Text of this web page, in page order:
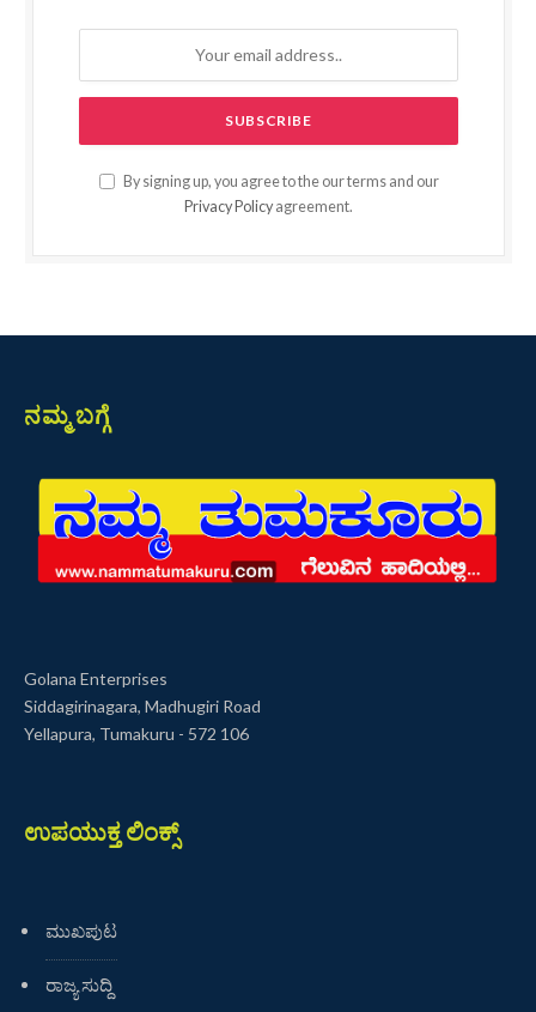
By signing up, you agree to the our terms and our
Privacy Policy agreement.
ನಮ್ಮ ಬಗ್ಗೆ
Golana Enterprises
Siddagirinagara, Madhugiri Road
Yellapura, Tumakuru - 572 106
ಉಪಯುಕ್ತ ಲಿಂಕ್ಸ್
ಮುಖಪುಟ
ರಾಜ್ಯ ಸುದ್ದಿ